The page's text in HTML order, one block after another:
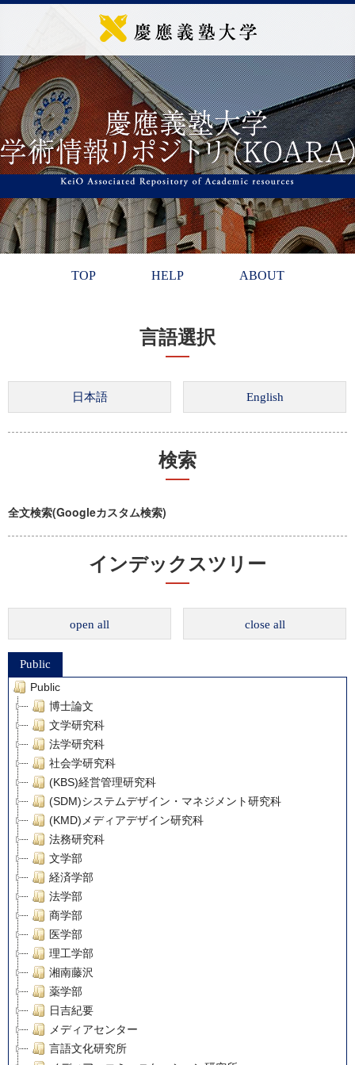
TOP HELP ABOUT
言語選択
検索
全文検索(Googleカスタム検索)
インデックスツリー
open all close all
Public
Public
博士論文
文学研究科
法学研究科
社会学研究科
(KBS)経営管理研究科
(SDM)システムデザイン・マネジメント研究科
(KMD)メディアデザイン研究科
法務研究科
文学部
経済学部
法学部
商学部
医学部
理工学部
湘南藤沢
薬学部
日吉紀要
メディアセンター
言語文化研究所